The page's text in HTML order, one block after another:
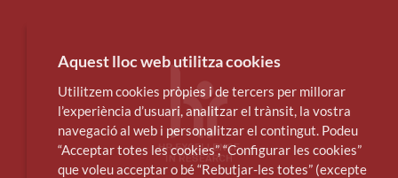
Aquest lloc web utilitza cookies
Utilitzem cookies pròpies i de tercers per millorar
l’experiència d’usuari, analitzar el trànsit, la vostra
navegació al web i personalitzar el contingut. Podeu
“Acceptar totes les cookies”, “Configurar les cookies”
que voleu acceptar o bé “Rebutjar-les totes” (excepte